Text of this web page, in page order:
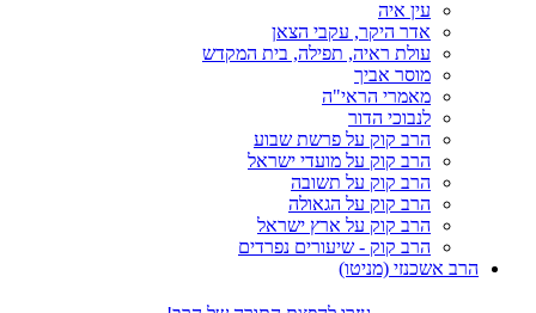
עין איה
אדר היקר, עקבי הצאן
עולת ראיה, תפילה, בית המקדש
מוסר אביך
מאמרי הראי"ה
לנבוכי הדור
הרב קוק על פרשת שבוע
הרב קוק על מועדי ישראל
הרב קוק על תשובה
הרב קוק על הגאולה
הרב קוק על ארץ ישראל
הרב קוק - שיעורים נפרדים
הרב אשכנזי (מניטו)